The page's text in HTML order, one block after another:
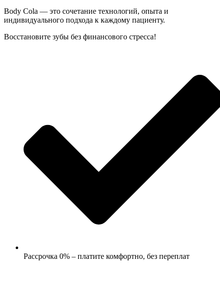
Body Cola — это сочетание технологий, опыта и
индивидуального подхода к каждому пациенту.
Восстановите зубы без финансового стресса!
Рассрочка 0% – платите комфортно, без переплат